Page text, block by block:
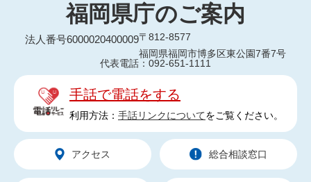
福岡県庁のご案内
法人番号6000020400009〒812-8577
福岡県福岡市博多区東公園7番7号
代表電話：092-651-1111
手話で電話をする
利用方法： 手話リンクについてをご覧ください。
アクセス 総合相談窓口